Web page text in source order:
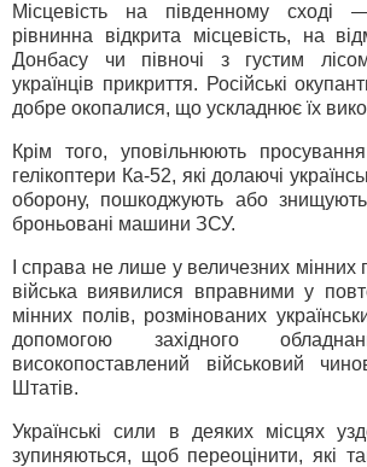
Місцевість на південному
рівнинна відкрита місцевість, на
Донбасу чи півночі з густим
українців прикриття. Російські
добре окопалися, що ускладнює їх
Крім того, уповільнюють просування
гелікоптери Ка-52, які долаючі
оборону, пошкоджують або
броньовані машини ЗСУ.
І справа не лише у величезних мінних
війська виявилися вправними у
мінних полів, розмінованих
допомогою західного
високопоставлений військовий
Штатів.
Українські сили в деяких місцях
зупиняються, щоб переоцінити, які